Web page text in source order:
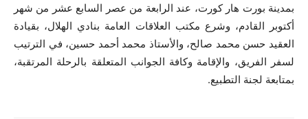
بمدينة بورت هار كورت، عند الرابعة من عصر السابع عشر من شهر
أكتوبر القادم، وشرع مكتب العلاقات العامة بنادي الهلال، بقيادة
العقيد حسن محمد صالح، والأستاذ محمد أحمد حسين، في الترتيب
لسفر الفريق، والإقامة وكافة الجوانب المتعلقة بالرحلة المرتقبة،
بمتابعة لجنة التطبيع.